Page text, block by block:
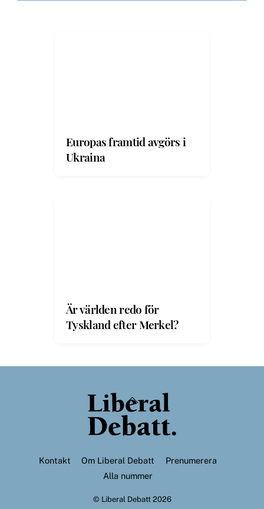
Europas framtid avgörs i
Ukraina
Är världen redo för
Tyskland efter Merkel?
Back
To
Top
Kontakt Om Liberal Debatt
Prenumerera
Alla nummer
© Liberal Debatt2026